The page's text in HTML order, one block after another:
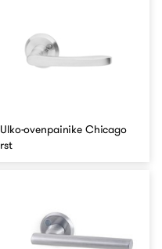
Ulko-ovenpainike Chicago
rst